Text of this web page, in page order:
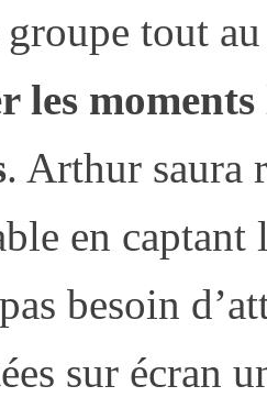
tout
les
. Arthur saura
en
besoin
sur écran